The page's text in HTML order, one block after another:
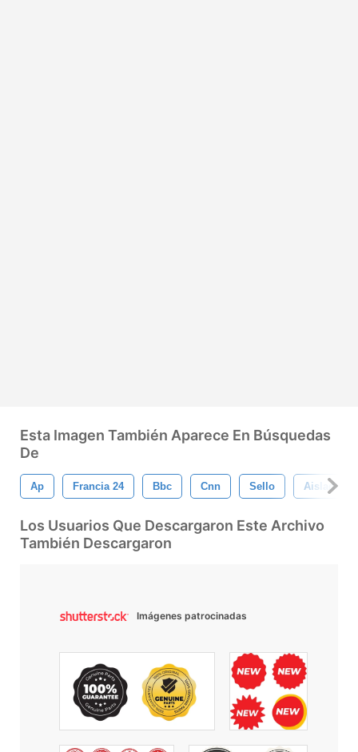
Esta Imagen También Aparece En Búsquedas
De
Ap Francia 24 Bbc Cnn Sello Aislado
Los Usuarios Que Descargaron Este Archivo
También Descargaron
Imágenes patrocinadas